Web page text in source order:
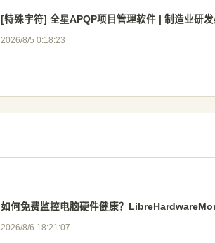
[特殊字符] 全星APQP项目管理软件 | 制造业研
2026/8/5 0:18:23
如何免费监控电脑硬件健康？
2026/8/6 18:21:07